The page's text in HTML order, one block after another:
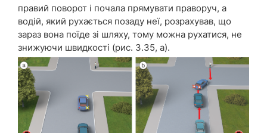
правий поворот і почала прямувати праворуч, а
водій, який рухається позаду неї, розрахував, що
зараз вона поїде зі шляху, тому можна рухатися, не
знижуючи швидкості (рис. 3.35, а).